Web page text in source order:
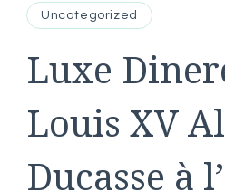
Uncategorized
Luxe
Louis XV
Ducasse à